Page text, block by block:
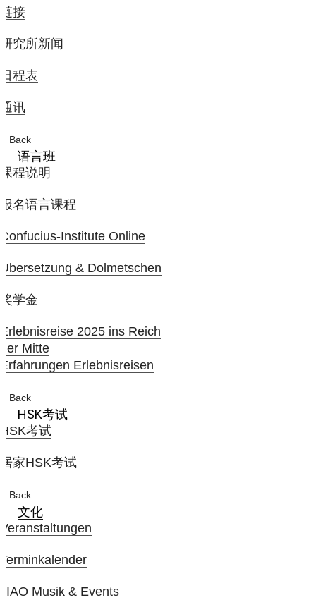
链接
研究所新闻
日程表
通讯
Back
语言班
课程说明
报名语言课程
Confucius-Institute Online
Übersetzung & Dolmetschen
奖学金
Erlebnisreise 2025 ins Reich
der Mitte
Erfahrungen Erlebnisreisen
Back
HSK考试
HSK考试
居家HSK考试
Back
文化
Veranstaltungen
Terminkalender
JIAO Musik & Events